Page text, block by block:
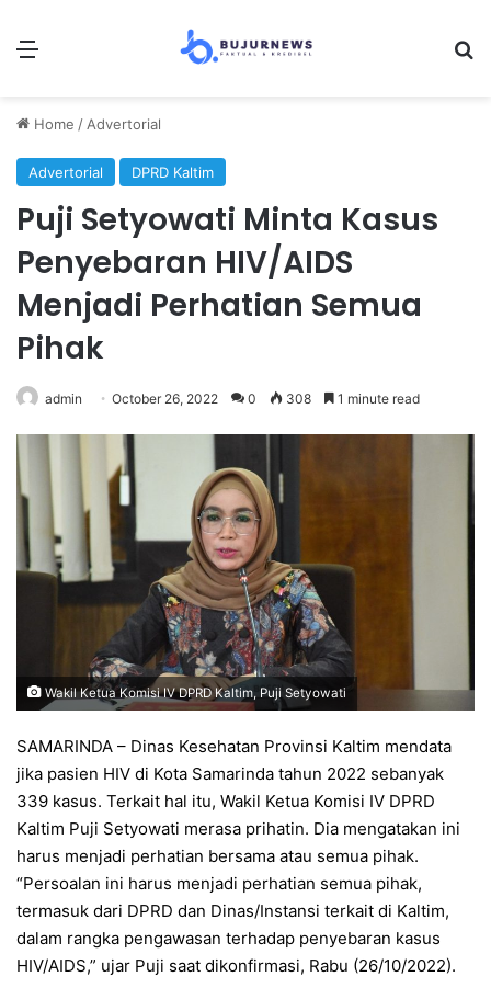
Home / Advertorial
Advertorial DPRD Kaltim
Puji Setyowati Minta Kasus
Penyebaran HIV/AIDS
Menjadi Perhatian Semua
Pihak
admin October 26, 2022 0 308 1 minute read
Wakil Ketua Komisi IV DPRD Kaltim, Puji Setyowati
SAMARINDA – Dinas Kesehatan Provinsi Kaltim mendata
jika pasien HIV di Kota Samarinda tahun 2022 sebanyak
339 kasus. Terkait hal itu, Wakil Ketua Komisi IV DPRD
Kaltim Puji Setyowati merasa prihatin. Dia mengatakan ini
harus menjadi perhatian bersama atau semua pihak.
“Persoalan ini harus menjadi perhatian semua pihak,
termasuk dari DPRD dan Dinas/Instansi terkait di Kaltim,
dalam rangka pengawasan terhadap penyebaran kasus
HIV/AIDS,” ujar Puji saat dikonfirmasi, Rabu (26/10/2022).